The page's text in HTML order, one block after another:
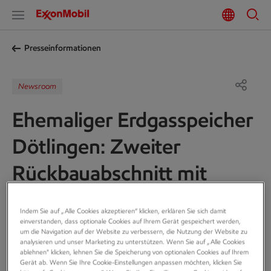
Presseinformationen
Newsroom
Ehemaliger Erdgasspeicher
Dötlingen: Zweiter
Rückbauabschnitt mit
Verdichterflächen beginnt
ExxonMobil beginnt in diesen Tagen auf
Indem Sie auf „Alle Cookies akzeptieren“ klicken, erklären Sie sich damit
einverstanden, dass optionale Cookies auf Ihrem Gerät gespeichert werden,
um die Navigation auf der Website zu verbessern, die Nutzung der Website zu
analysieren und unser Marketing zu unterstützen. Wenn Sie auf „Alle Cookies
ablehnen" klicken, lehnen Sie die Speicherung von optionalen Cookies auf Ihrem
Gerät ab. Wenn Sie Ihre Cookie-Einstellungen anpassen möchten, klicken Sie